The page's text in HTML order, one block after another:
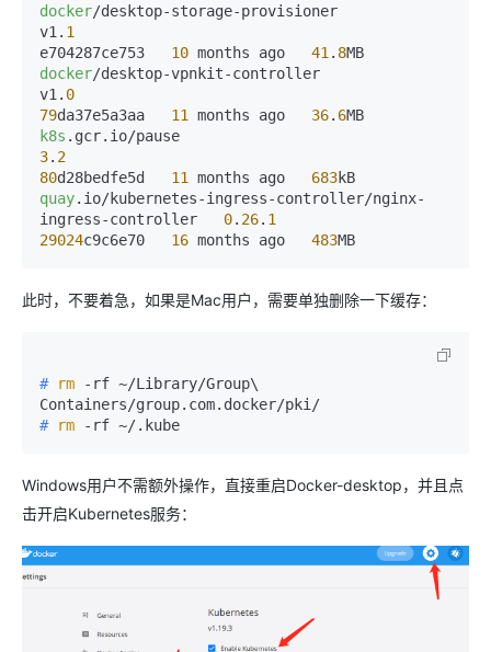
docker/desktop-storage-provisioner
v1. 1
e704287ce753 10 months ago 41 . 8
docker/desktop-vpnkit-controller
v1. 0
79da37e5a3aa 11 months ago 36. 6
k8s
3. 2
80d28bedfe5d 11 months ago 683
quay.io/kubernetes-ingress-controller/nginx-
ingress-controller 0. 26. 1
29024c9c6e70 16 months ago 483MB
此时，不要着急，如果是Mac用户，需要单独删除一下缓存：
# rm -rf ~/Library/Group\
Containers/group.com.docker/pki/
# rm -rf ~/.kube
Windows用户不需额外操作，直接重启Docker-desktop，并且点
击开启Kubernetes服务：